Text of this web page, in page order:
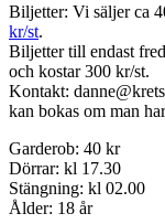
Biljetter: Vi säljer ca
kr/st.
Biljetter till endast
och kostar 300 kr/st.
Kontakt:
kan bokas om man
Garderob: 40 kr
Dörrar: kl 17.30
Stängning: kl 02.00
Ålder: 18 år